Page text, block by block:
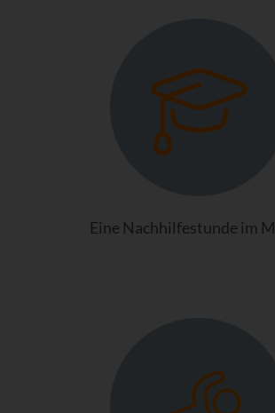
Eine Nachhilfestunde im